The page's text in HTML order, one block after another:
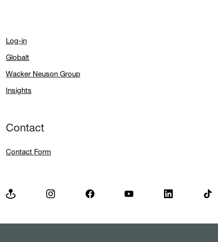
Log-in
Globalt
Wacker Neuson Group
Insights
Contact
Contact Form